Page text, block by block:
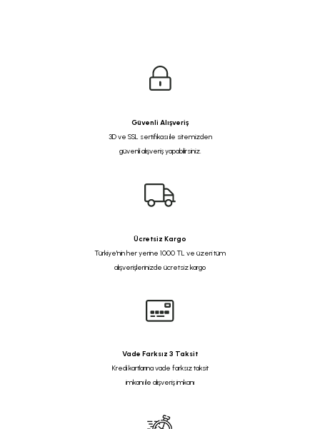
Güvenli Alışveriş
3D ve SSL sertifikası ile sitemizden
güvenli alışveriş yapabilirsiniz.
Ücretsiz Kargo
Türkiye'nin her yerine 1000 TL ve üzeri tüm
alışverişlerinizde ücretsiz kargo
Vade Farksız 3 Taksit
Kredi kartlarına vade farksız taksit
imkanı ile alışveriş imkanı